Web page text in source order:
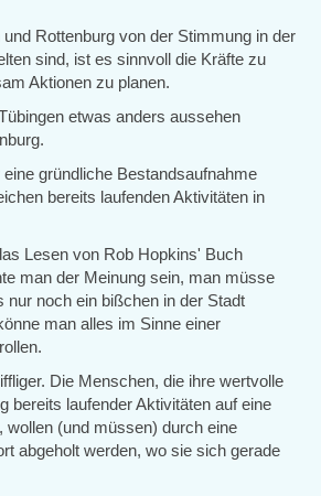
Rottenburg von der Stimmung in der
sind, ist es sinnvoll die Kräfte zu
Aktionen zu planen.
etwas anders aussehen
gründliche Bestandsaufnahme
bereits laufenden Aktivitäten in
Lesen von Rob Hopkins' Buch
man der Meinung sein, man müsse
nur noch ein bißchen in der Stadt
man alles im Sinne einer
Die Menschen, die ihre wertvolle
bereits laufender Aktivitäten auf eine
wollen (und müssen) durch eine
abgeholt werden, wo sie sich gerade